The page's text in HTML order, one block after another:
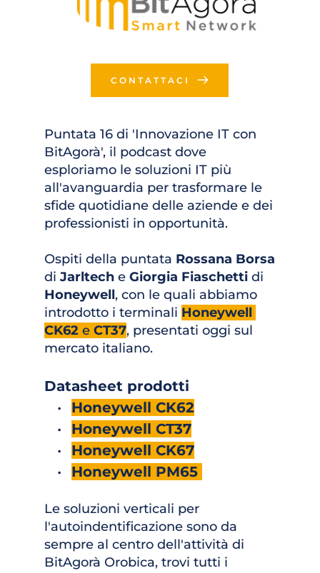
CONTATTACI
Puntata 16 di 'Innovazione IT con
BitAgorà', il podcast dove
esploriamo le soluzioni IT più
all'avanguardia per trasformare le
sfide quotidiane delle aziende e dei
professionisti in opportunità.
Ospiti della puntata Rossana Borsa
di Jarltech e Giorgia Fiaschetti
Honeywell, con le quali abbiamo
introdotto i terminali Honeywell
CK62 e CT37, presentati oggi sul
mercato italiano.
Datasheet prodotti
Honeywell CK62
Honeywell CT37
Honeywell CK67
Honeywell PM65
Le soluzioni verticali per
l'autoindentificazione sono da
sempre al centro dell'attività di
BitAgorà Orobica, trovi tutti i